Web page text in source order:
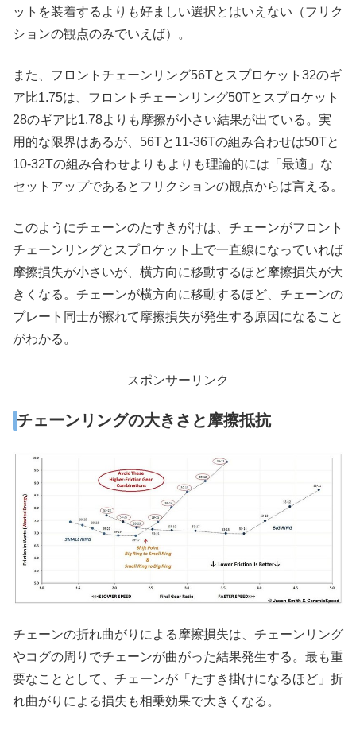
ットを装着するよりも好ましい選択とはいえない（フリク
ションの観点のみでいえば）。
また、フロントチェーンリング56Tとスプロケット32のギ
ア比1.75は、フロントチェーンリング50Tとスプロケット
28のギア比1.78よりも摩擦が小さい結果が出ている。実
用的な限界はあるが、56Tと11-36Tの組み合わせは50Tと
10-32Tの組み合わせよりもよりも理論的には「最適」な
セットアップであるとフリクションの観点からは言える。
このようにチェーンのたすきがけは、チェーンがフロント
チェーンリングとスプロケット上で一直線になっていれば
摩擦損失が小さいが、横方向に移動するほど摩擦損失が大
きくなる。チェーンが横方向に移動するほど、チェーンの
プレート同士が擦れて摩擦損失が発生する原因になること
がわかる。
スポンサーリンク
チェーンリングの大きさと摩擦抵抗
チェーンの折れ曲がりによる摩擦損失は、チェーンリング
やコグの周りでチェーンが曲がった結果発生する。最も重
要なこととして、チェーンが「たすき掛けになるほど」折
れ曲がりによる損失も相乗効果で大きくなる。